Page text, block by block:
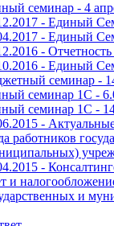
семинар - 4
- Единый
- Единый
- Отчетность
- Единый
семинар -
семинар 1С -
семинар 1С -
-
работников
-
и
и